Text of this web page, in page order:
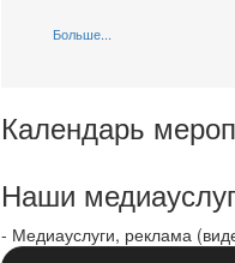
Больше...
Календарь
Наши
- Медиауслуги, реклама